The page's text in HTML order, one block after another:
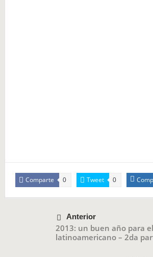
Comparte 0 Tweet 0
Anterior
2013: un buen año para
latinoamericano – 2da